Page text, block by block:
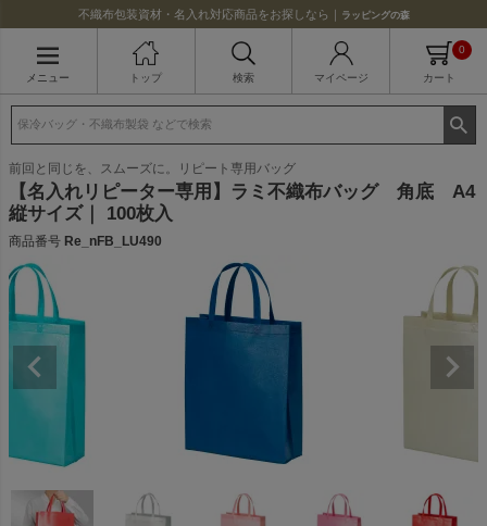
不織布包装資材・名入れ対応商品をお探しなら｜ ラッピングの森
メニュー トップ 検索 マイページ カート
0
前回と同じを、スムーズに。リピート専用バッグ
【名入れリピーター専用】ラミ不織布バッグ 角底 A4
縦サイズ｜ 100枚入
商品番号 Re_nFB_LU490